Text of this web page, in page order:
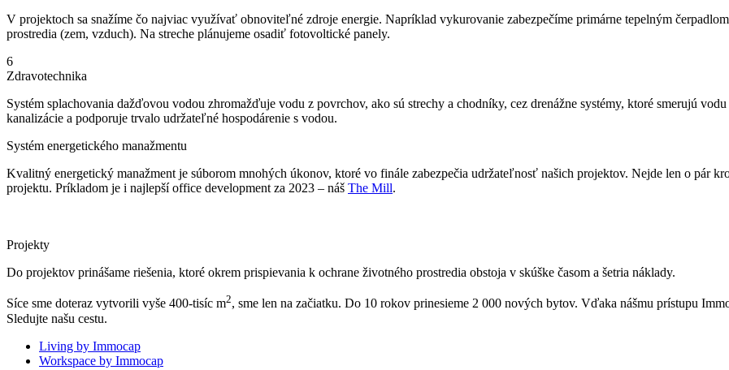
V projektoch sa snažíme čo najviac využívať obnoviteľné zdroje energie. Napríklad vykurovanie zabezpečíme primárne tepelným
prostredia (zem, vzduch). Na streche plánujeme osadiť fotovoltické panely.
6
Zdravotechnika
Systém splachovania dažďovou vodou zhromažďuje vodu z povrchov, ako sú strechy a chodníky, cez drenážne systémy, ktoré smerujú
kanalizácie a podporuje trvalo udržateľné hospodárenie s vodou.
Systém energetického manažmentu
Kvalitný energetický manažment je súborom mnohých úkonov, ktoré vo finále zabezpečia udržateľnosť našich projektov. Nejde len o pár
projektu. Príkladom je i najlepší office development za 2023 – náš The Mill.
Projekty
Do projektov prinášame riešenia, ktoré okrem prispievania k ochrane životného prostredia obstoja v skúške časom a šetria náklady.
Síce sme doteraz vytvorili vyše 400-tisíc m2, sme len na začiatku. Do 10 rokov prinesieme 2 000 nových bytov. Vďaka nášmu prístupu
Sledujte našu cestu.
Living by Immocap
Workspace by Immocap